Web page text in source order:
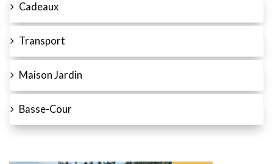
Cadeaux
Transport
Maison Jardin
Basse-Cour